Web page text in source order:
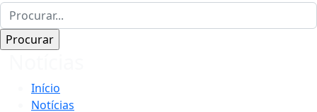
Início
Notícias